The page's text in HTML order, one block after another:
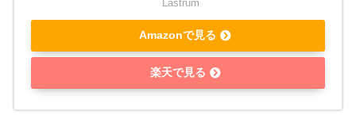
Lastrum
Amazonで見る
楽天で見る